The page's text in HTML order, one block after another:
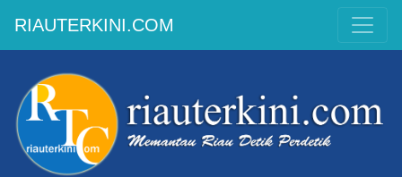
RIAUTERKINI.COM